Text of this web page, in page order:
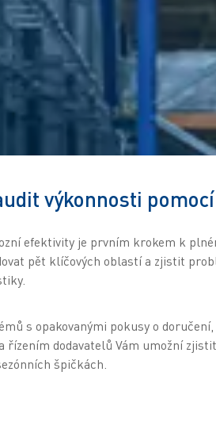
výkonnosti
efektivity je prvním krokem k
pět klíčových oblastí a zjistit
s opakovanými pokusy o
řízením dodavatelů Vám umožní
špičkách.